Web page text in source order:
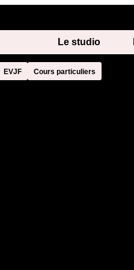
Le studio
EVJF Cours particuliers